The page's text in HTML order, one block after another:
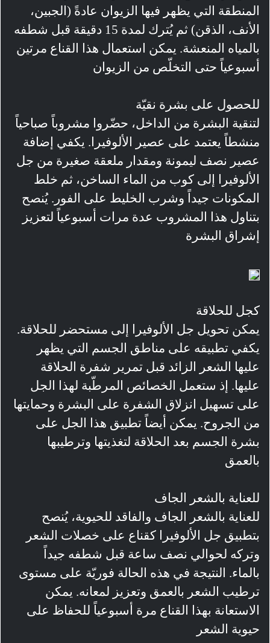
المنطقة التي يظهر فيها الزيوان عادةً (الجبين،
الأنف، الذقن) ثم يُترك لمدة 15 دقيقة قبل شطفه
بالمياه المنعشة. يمكن استعمال هذا القناع مرتين
أسبوعياً حتى التخلّص من الزيوان
للحصول على بشرة نقيّة
لتنقية البشرة من الداخل، حضّروا مشروباً صباحياً
منشطاً يعتمد على عصير الألوفيرا. يكفي إضافة
عصير نصف ليمونة ومقدار ملعقة صغيرة من جل
الألوفيرا إلى كوب من الماء الساخن، ثم خلط
المكونات جيداً وشرب الخليط على الفور. يُنصح
بتناول هذا المشروب عدة مرات أسبوعياً لتعزيز
إشراق البشرة
كجل للحلاقة
يمكن تحويل جل الألوفيرا إلى مستحضر للحلاقة.
يكفي تطبيقه على مناطق الجسم التي يظهر
عليها الشعر الزائد قبل تمرير شفرة الحلاقة
عليها. إذ ستعمل الخصائص المرطّبة لهذا الجل
على تسهيل انزلاق الشفرة على البشرة وحمايتها
من الجروح. يمكن أيضاً تطبيق هذا الجل على
بشرة الجسم بعد الحلاقة لتغذيتها وترطيبها
بالعمق
للعناية بالشعر الجاف
للعناية بالشعر الجاف والفاقد للحيوية، يُنصح
بتطبيق جل الألوفيرا كقناع على خصلات الشعر
وتركه لحوالي نصف ساعة قبل شطفه جيداً
بالماء. النتيجة في هذه الحالة فوريّة على مستوى
ترطيب الشعر بالعمق وتعزيز لمعانه. يمكن
الاستعانة بهذا القناع مرة أسبوعياً للحفاظ على
حيوية الشعر